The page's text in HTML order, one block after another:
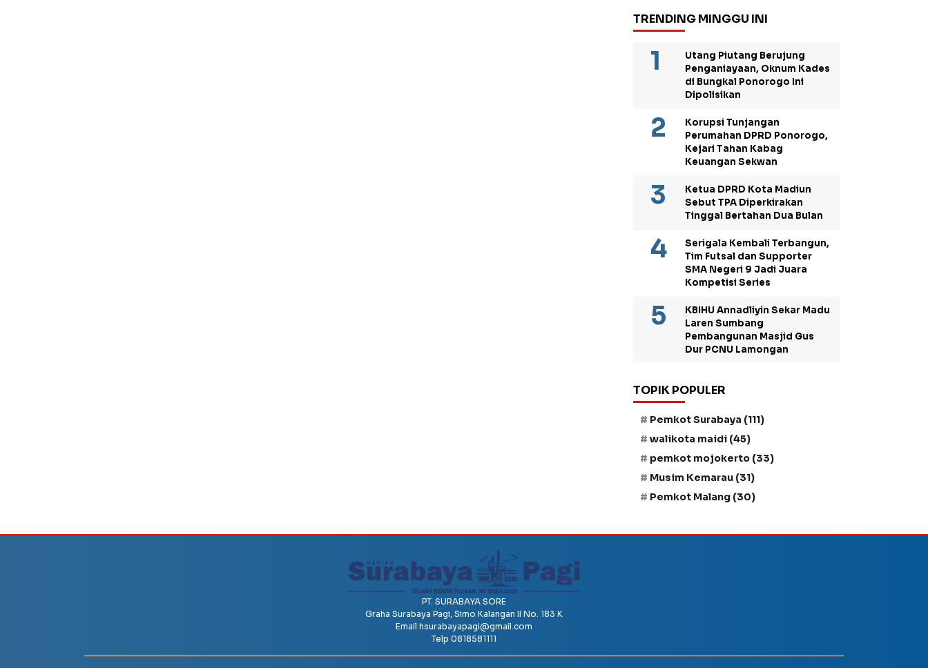
TRENDING MINGGU INI
Utang Piutang Berujung
Penganiayaan, Oknum Kades
di Bungkal Ponorogo Ini
Dipolisikan
Korupsi Tunjangan
Perumahan DPRD Ponorogo,
Kejari Tahan Kabag
Keuangan Sekwan
Ketua DPRD Kota Madiun
Sebut TPA Diperkirakan
Tinggal Bertahan Dua Bulan
Serigala Kembali Terbangun,
Tim Futsal dan Supporter
SMA Negeri 9 Jadi Juara
Kompetisi Series
KBIHU Annadliyin Sekar Madu
Laren Sumbang
Pembangunan Masjid Gus
Dur PCNU Lamongan
TOPIK POPULER
Pemkot Surabaya (111)
walikota maidi (45)
pemkot mojokerto (33)
Musim Kemarau (31)
Pemkot Malang (30)
PT. SURABAYA SORE
Graha Surabaya Pagi, Simo Kalangan II No. 183 K
Email hsurabayapagi@gmail.com
Telp 0818581111